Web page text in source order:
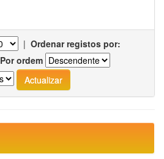
| Ordenar registos por:
Por ordem